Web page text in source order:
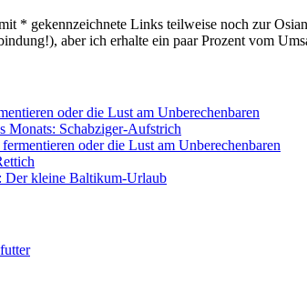
* gekennzeichnete Links teilweise noch zur
aber ich erhalte ein paar Prozent vom
oder die Lust am Unberechenbaren
Monats: Schabziger-Aufstrich
oder die Lust am Unberechenbaren
Der kleine Baltikum-Urlaub